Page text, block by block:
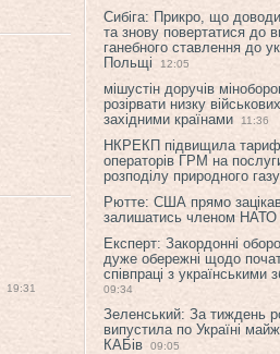
19:31
Сибіга: Прикро, що
та знову повертатися до
ганебного ставлення до
Польщі
12:05
мішустін доручів
розірвати низку
західними країнами
11:36
НКРЕКП підвищила
операторів ГРМ на
розподілу природного газу
Рютте: США прямо
залишатись членом НАТО
Експерт: Закордонні
дуже обережні щодо
співпраці з українськими
09:34
Зеленський: За тиждень
випустила по Україні
КАБів
09:05